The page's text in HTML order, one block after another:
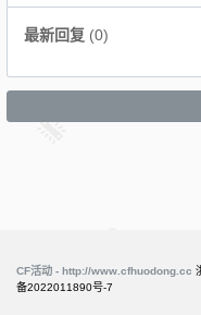
最新回复 (0)
CF活动 - http://www.cfhuodong.cc
备2022011890号-7